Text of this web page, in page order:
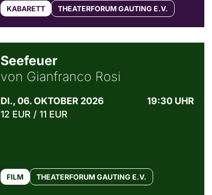
KABARETT THEATERFORUM GAUTING E.V.
Seefeuer
von Gianfranco Rosi
DI., 06. OKTOBER 2026
19:30 UHR
12 EUR / 11 EUR
FILM THEATERFORUM GAUTING E.V.